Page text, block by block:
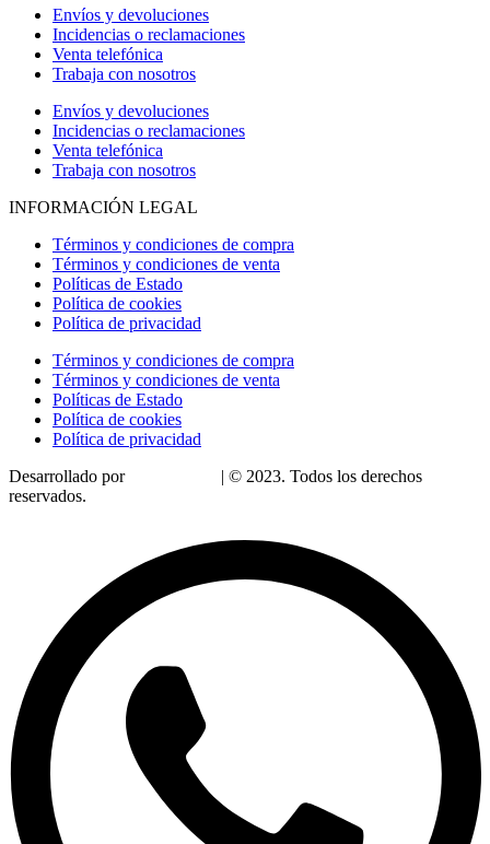
Envíos y devoluciones
Incidencias o reclamaciones
Venta telefónica
Trabaja con nosotros
Envíos y devoluciones
Incidencias o reclamaciones
Venta telefónica
Trabaja con nosotros
INFORMACIÓN LEGAL
Términos y condiciones de compra
Términos y condiciones de venta
Políticas de Estado
Política de cookies
Política de privacidad
Términos y condiciones de compra
Términos y condiciones de venta
Políticas de Estado
Política de cookies
Política de privacidad
Desarrollado por
| © 2023. Todos los derechos
reservados.